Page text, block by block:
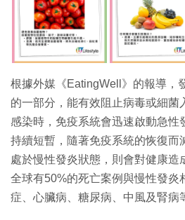
根據外媒《EatingWell 》的報導，
的一部分，能有效阻止病毒或細菌
感染時，免疫系統會迅速啟動急性
持續短暫，隨著免疫系統的恢復而
處於慢性發炎狀態，則會對健康造
全球有50%的死亡案例與慢性發炎
症、心臟病、糖尿病、中風及腎病